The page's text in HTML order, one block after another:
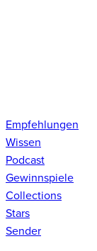
Empfehlungen
Wissen
Podcast
Gewinnspiele
Collections
Stars
Sender